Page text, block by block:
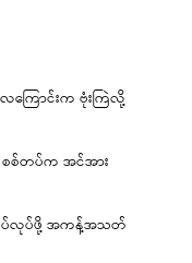
ကြောင်းက ဗုံးကြဲလို့
စစ်တပ်က အင်အား
လုပ်လုပ်ဖို့ အကန့်အသတ်